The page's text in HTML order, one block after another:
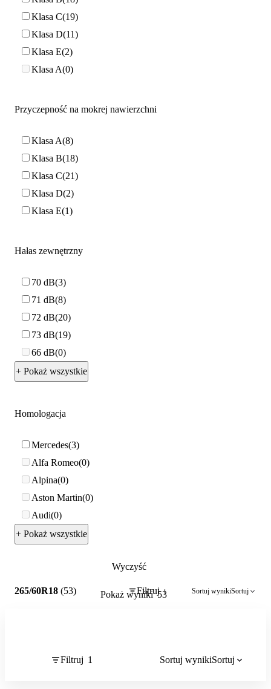
Klasa C 19
Klasa D 11
Klasa E 2
Klasa A 0
Przyczepność na mokrej nawierzchni
Klasa A 8
Klasa B 18
Klasa C 21
Klasa D 2
Klasa E 1
Hałas zewnętrzny
70 dB 3
71 dB 8
72 dB 20
73 dB 19
66 dB 0
+ Pokaż wszystkie
Homologacja
Mercedes 3
Alfa Romeo 0
Alpina 0
Aston Martin 0
Audi 0
+ Pokaż wszystkie
Wyczyść
Pokaż wyniki 53
265/60R18 (53) Filtruj 1 Sortuj wynikiSortuj
Filtruj 1 Sortuj wynikiSortuj